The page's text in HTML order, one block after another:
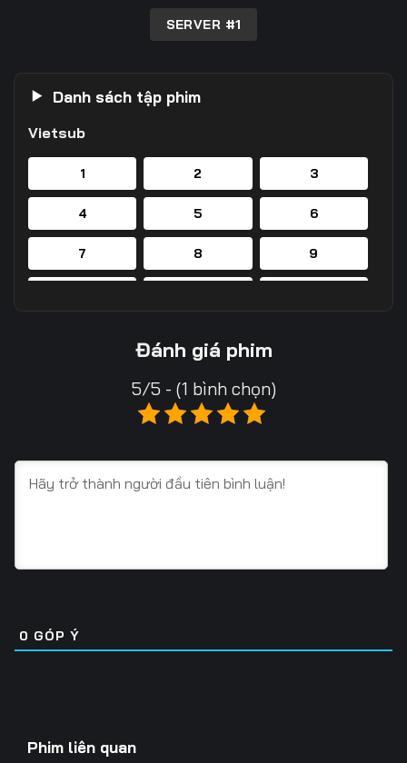
SERVER #1
Danh sách tập phim
Vietsub
1 2 3
4 5 6
7 8 9
20
25 26
31 32 33
37 38 39
Đánh giá phim
5/5 - (1 bình chọn)
0 GÓP Ý
Phim liên quan